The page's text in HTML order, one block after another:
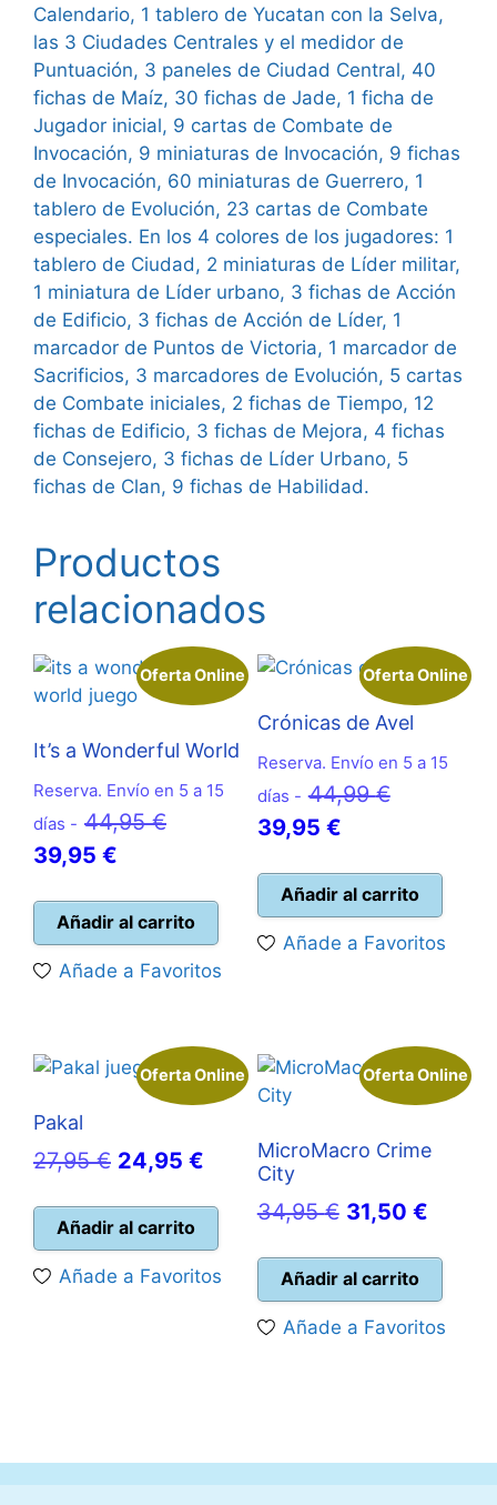
Calendario, 1 tablero de Yucatan con la Selva,
las 3 Ciudades Centrales y el medidor de
Puntuación, 3 paneles de Ciudad Central, 40
fichas de Maíz, 30 fichas de Jade, 1 ficha de
Jugador inicial, 9 cartas de Combate de
Invocación, 9 miniaturas de Invocación, 9 fichas
de Invocación, 60 miniaturas de Guerrero, 1
tablero de Evolución, 23 cartas de Combate
especiales. En los 4 colores de los jugadores: 1
tablero de Ciudad, 2 miniaturas de Líder militar,
1 miniatura de Líder urbano, 3 fichas de Acción
de Edificio, 3 fichas de Acción de Líder, 1
marcador de Puntos de Victoria, 1 marcador de
Sacrificios, 3 marcadores de Evolución, 5 cartas
de Combate iniciales, 2 fichas de Tiempo, 12
fichas de Edificio, 3 fichas de Mejora, 4 fichas
de Consejero, 3 fichas de Líder Urbano, 5
fichas de Clan, 9 fichas de Habilidad.
Productos
relacionados
Oferta Online
It’s a Wonderful World
Reserva. Envío en 5 a 15
días - 44,95€El
era:
39,95 €
actual
Añadir al carrito
Añade a Favoritos
Oferta Online
Crónicas de Avel
Reserva. Envío en 5 a 15
días - 44,99€El
era:
39,95 €El
actual
Añadir al carrito
Añade a Favoritos
Oferta Online
Pakal
27,95€ El
original
era:
27,95 €.
24,95 €
actual
es:
24,95 €.
Añadir al carrito
Añade a Favoritos
Oferta Online
MicroMacro Crime
City
34,95€ El
original
era:
34,95 €.
31,50 €El
es:
31,50
Añadir al carrito
Añade a Favoritos